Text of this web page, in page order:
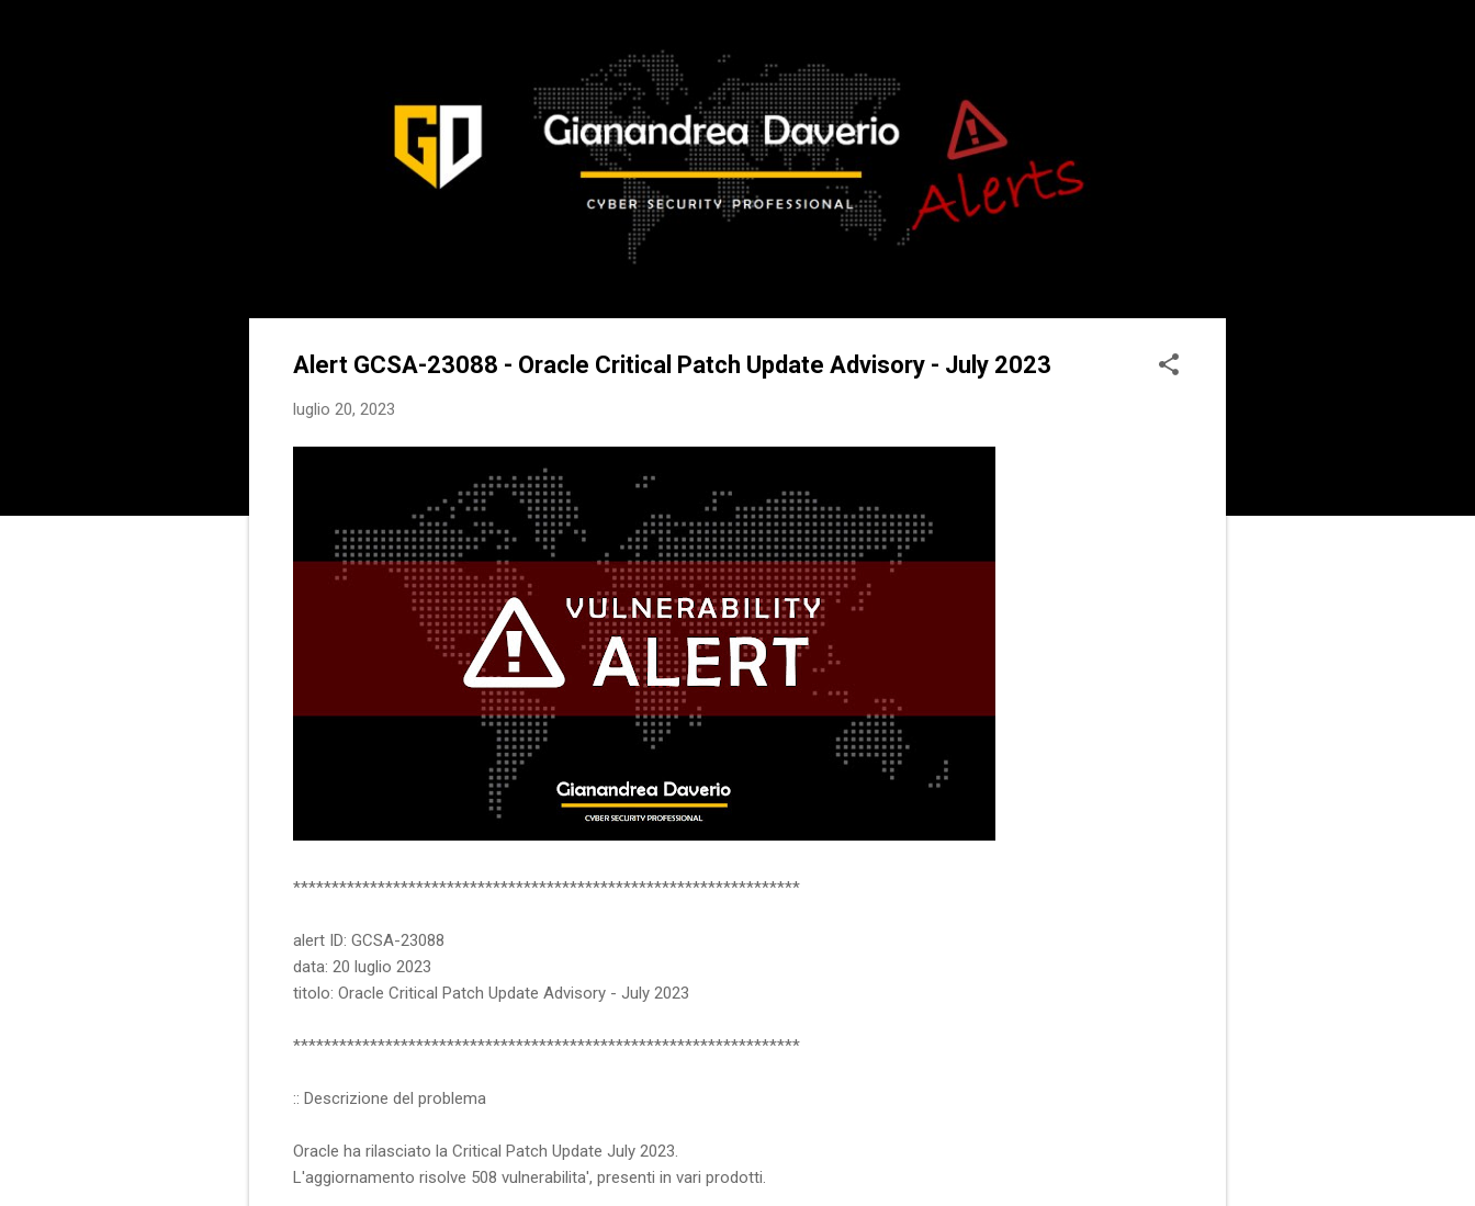
Alert GCSA-23088 - Oracle Critical Patch Update Advisory - July 2023
luglio 20, 2023
******************************************************************
alert ID: GCSA-23088
data: 20 luglio 2023
titolo: Oracle Critical Patch Update Advisory - July 2023
******************************************************************
:: Descrizione del problema
Oracle ha rilasciato la Critical Patch Update July 2023.
L'aggiornamento risolve 508 vulnerabilita', presenti in vari prodotti.